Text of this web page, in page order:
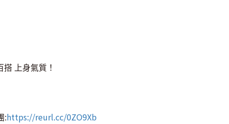
上身氣質！
:https://reurl.cc/0ZO9Xb